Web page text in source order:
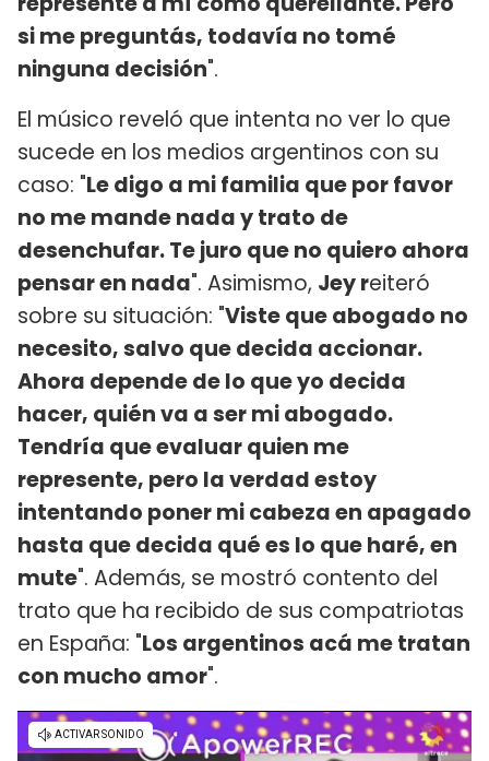
si me preguntás, todavía no tomé
ninguna decisión".
El músico reveló que intenta no ver lo que
sucede en los medios argentinos con su
caso: "Le digo a mi familia que por favor
no me mande nada y trato de
desenchufar. Te juro que no quiero ahora
pensar en nada". Asimismo, Jey reiteró
sobre su situación: "Viste que abogado no
necesito, salvo que decida accionar.
Ahora depende de lo que yo decida
hacer, quién va a ser mi abogado.
Tendría que evaluar quien me
represente, pero la verdad estoy
intentando poner mi cabeza en apagado
hasta que decida qué es lo que haré, en
mute". Además, se mostró contento del
trato que ha recibido de sus compatriotas
en España: "Los argentinos acá me tratan
con mucho amor".